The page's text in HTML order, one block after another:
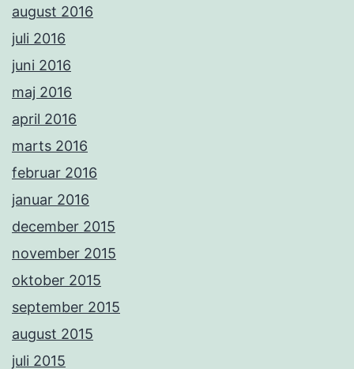
august 2016
juli 2016
juni 2016
maj 2016
april 2016
marts 2016
februar 2016
januar 2016
december 2015
november 2015
oktober 2015
september 2015
august 2015
juli 2015